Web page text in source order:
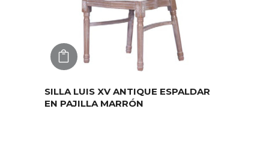
AGREGAR
SILLA LUIS XV ANTIQUE ESPALDAR
EN PAJILLA MARRÓN